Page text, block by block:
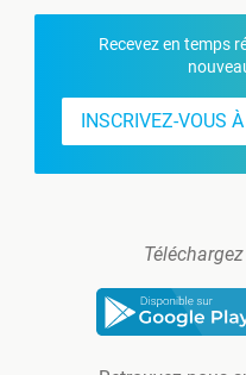
Recevez en temps
INSCRIVEZ-VOUS